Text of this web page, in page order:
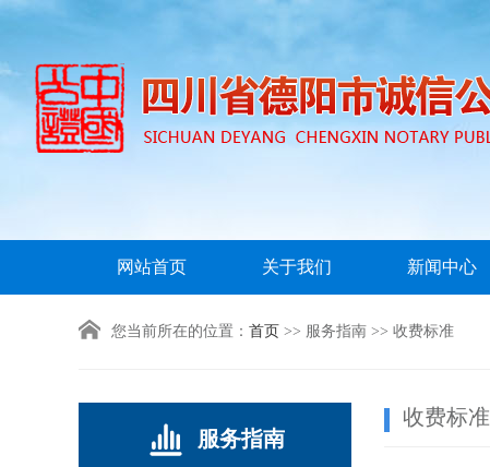
网站首页 关于我们 新闻中心
您当前所在的位置： 首页 >> 服务指南 >> 收费标准
服务指南
收费标准